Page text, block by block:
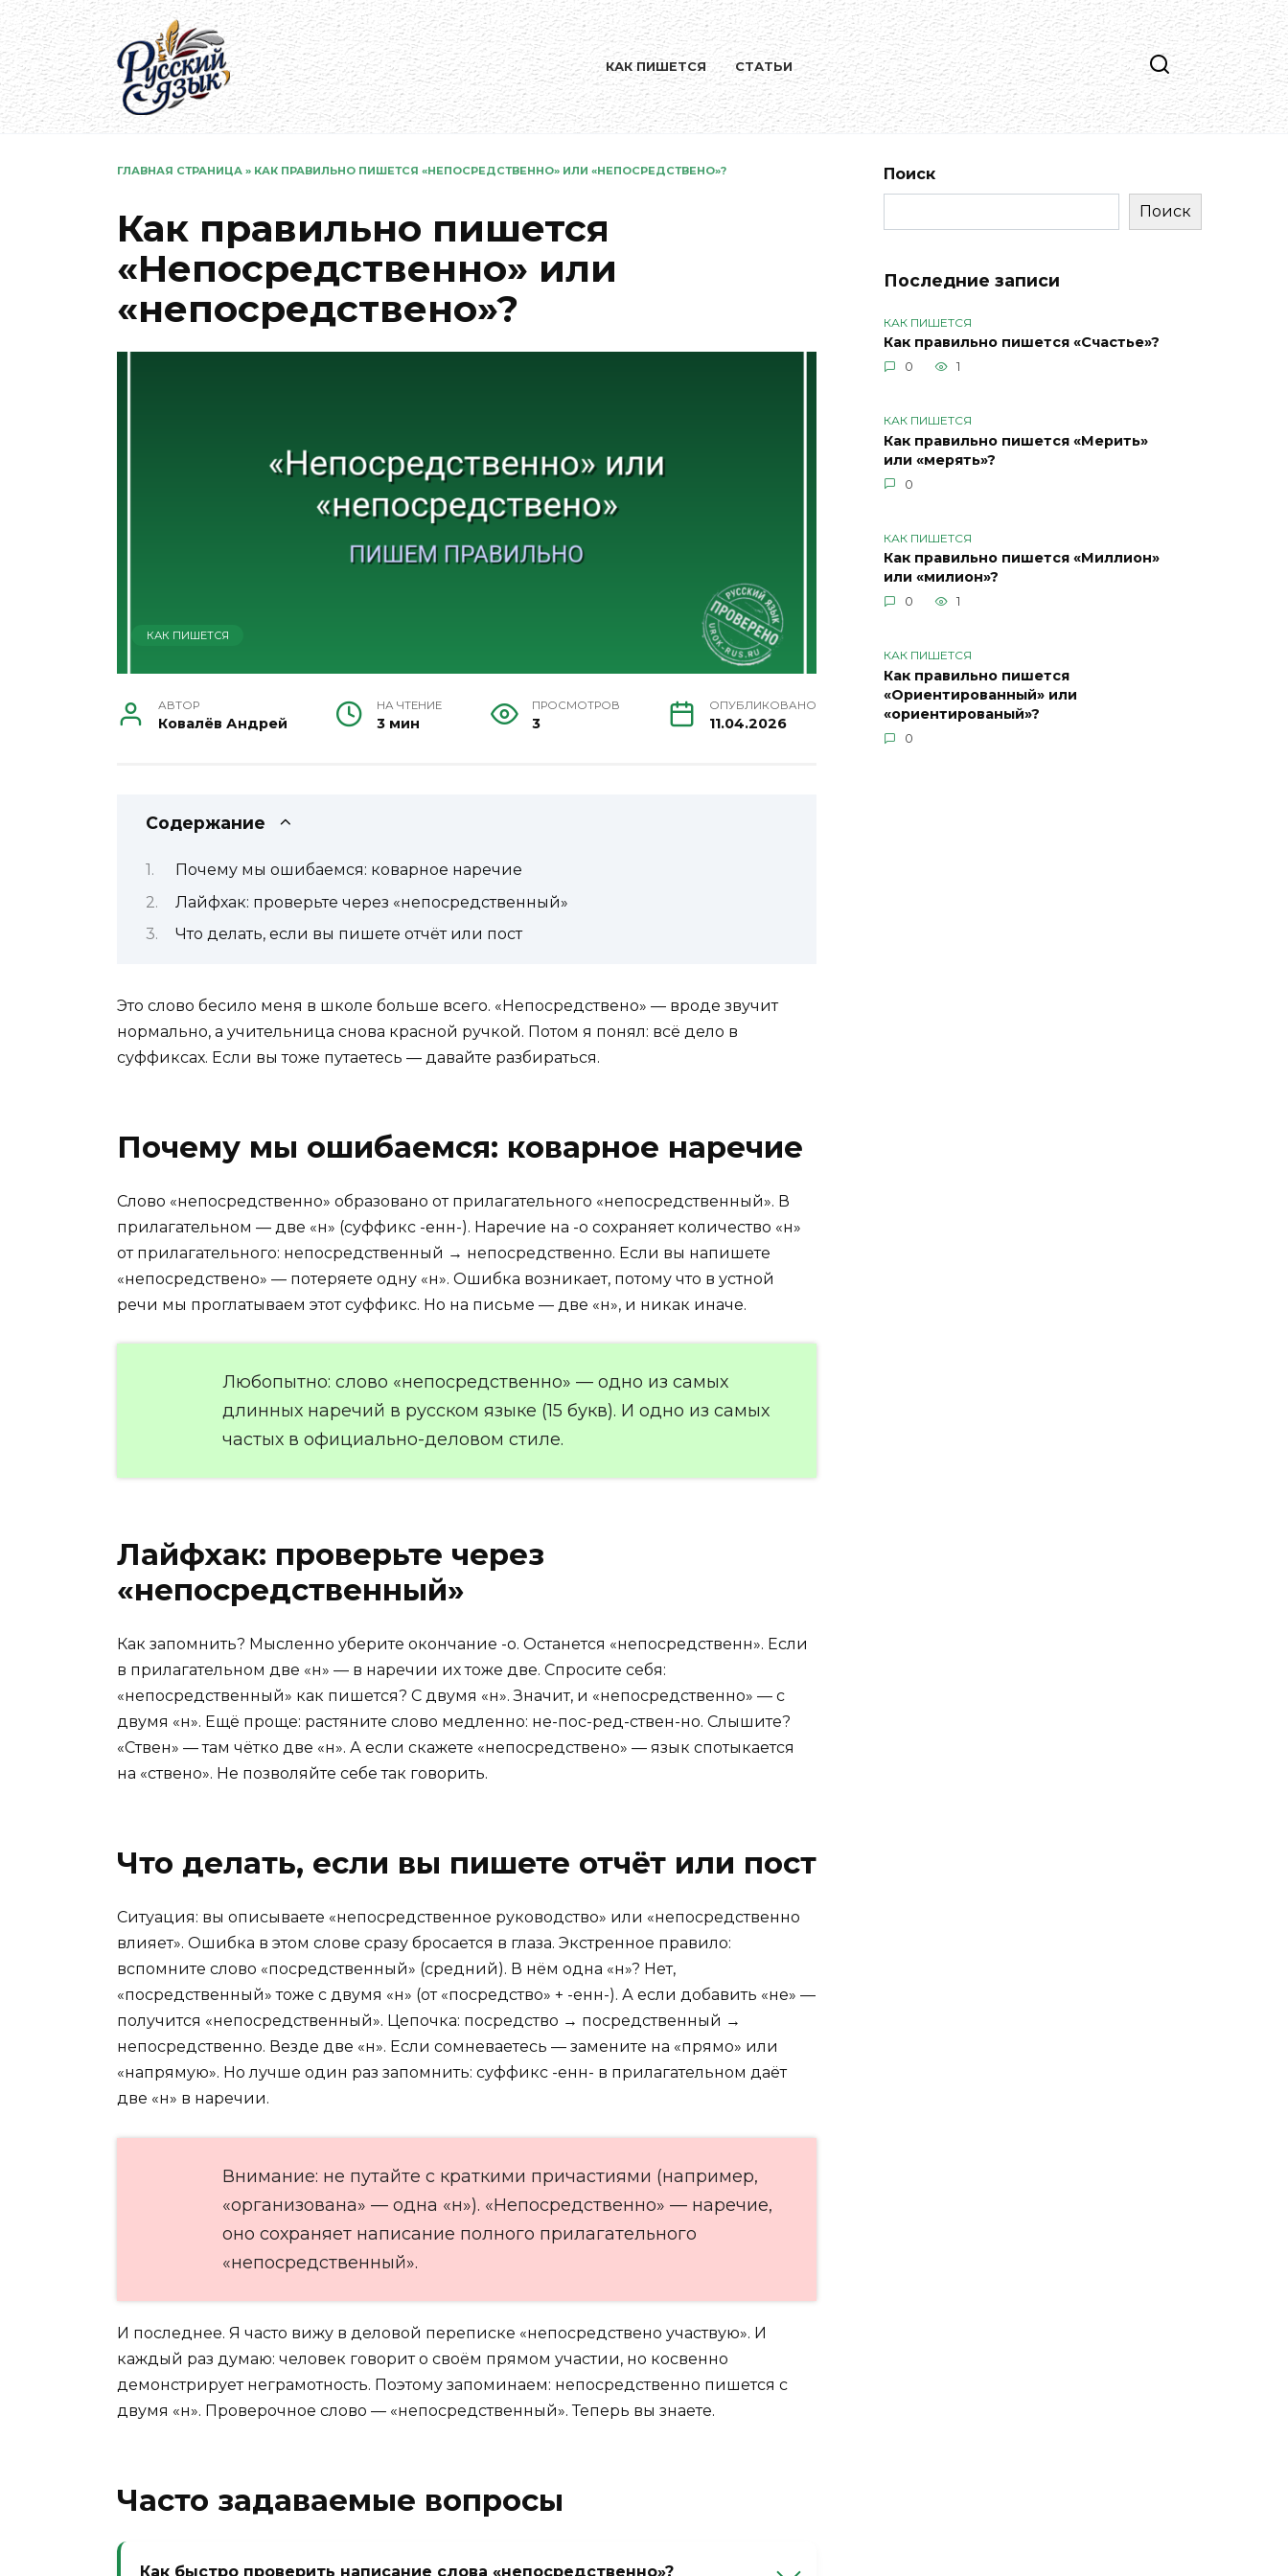
Перейти
к
содержанию
КАК ПИШЕТСЯ СТАТЬИ
ГЛАВНАЯ СТРАНИЦА » КАК ПРАВИЛЬНО ПИШЕТСЯ «НЕПОСРЕДСТВЕННО» ИЛИ «НЕПОСРЕДСТВЕНО»?
Как правильно пишется
«Непосредственно» или
«непосредствено»?
КАК ПИШЕТСЯ
АВТОР
Ковалёв Андрей
НА ЧТЕНИЕ
3 мин
ПРОСМОТРОВ
3
ОПУБЛИКОВАНО
11.04.2026
Содержание
Почему мы ошибаемся: коварное наречие
Лайфхак: проверьте через «непосредственный»
Что делать, если вы пишете отчёт или пост
Это слово бесило меня в школе больше всего. «Непосредствено» — вроде звучит
нормально, а учительница снова красной ручкой. Потом я понял: всё дело в
суффиксах. Если вы тоже путаетесь — давайте разбираться.
Почему мы ошибаемся: коварное наречие
Слово «непосредственно» образовано от прилагательного «непосредственный». В
прилагательном — две «н» (суффикс -енн-). Наречие на -о сохраняет количество «н»
от прилагательного: непосредственный → непосредственно. Если вы напишете
«непосредствено» — потеряете одну «н». Ошибка возникает, потому что в устной
речи мы проглатываем этот суффикс. Но на письме — две «н», и никак иначе.
Любопытно: слово «непосредственно» — одно из самых
длинных наречий в русском языке (15 букв). И одно из самых
частых в официально-деловом стиле.
Лайфхак: проверьте через
«непосредственный»
Как запомнить? Мысленно уберите окончание -о. Останется «непосредственн». Если
в прилагательном две «н» — в наречии их тоже две. Спросите себя:
«непосредственный» как пишется? С двумя «н». Значит, и «непосредственно» — с
двумя «н». Ещё проще: растяните слово медленно: не-пос-ред-ствен-но. Слышите?
«Ствен» — там чётко две «н». А если скажете «непосредствено» — язык спотыкается
на «ствено». Не позволяйте себе так говорить.
Что делать, если вы пишете отчёт или пост
Ситуация: вы описываете «непосредственное руководство» или «непосредственно
влияет». Ошибка в этом слове сразу бросается в глаза. Экстренное правило:
вспомните слово «посредственный» (средний). В нём одна «н»? Нет,
«посредственный» тоже с двумя «н» (от «посредство» + -енн-). А если добавить «не» —
получится «непосредственный». Цепочка: посредство → посредственный →
непосредственно. Везде две «н». Если сомневаетесь — замените на «прямо» или
«напрямую». Но лучше один раз запомнить: суффикс -енн- в прилагательном даёт
две «н» в наречии.
Внимание: не путайте с краткими причастиями (например,
«организована» — одна «н»). «Непосредственно» — наречие,
оно сохраняет написание полного прилагательного
«непосредственный».
И последнее. Я часто вижу в деловой переписке «непосредствено участвую». И
каждый раз думаю: человек говорит о своём прямом участии, но косвенно
демонстрирует неграмотность. Поэтому запоминаем: непосредственно пишется с
двумя «н». Проверочное слово — «непосредственный». Теперь вы знаете.
Часто задаваемые вопросы
Как быстро проверить написание слова «непосредственно»?
Поиск
Поиск
Последние записи
КАК ПИШЕТСЯ
Как правильно пишется «Счастье»?
0 1
КАК ПИШЕТСЯ
Как правильно пишется «Мерить»
или «мерять»?
0
КАК ПИШЕТСЯ
Как правильно пишется «Миллион»
или «милион»?
0 1
КАК ПИШЕТСЯ
Как правильно пишется
«Ориентированный» или
«ориентированый»?
0